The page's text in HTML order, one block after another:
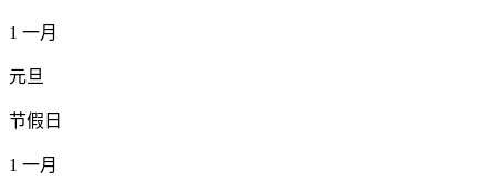
1 一月
元旦
节假日
1 一月